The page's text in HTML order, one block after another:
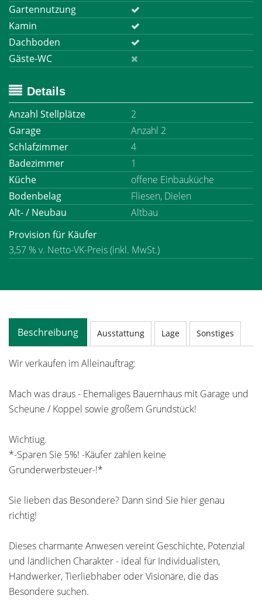
Gartennutzung
Kamin
Dachboden
Gäste-WC
Details
Anzahl Stellplätze
2
Garage
Anzahl 2
Schlafzimmer
4
Badezimmer
1
Küche
offene Einbauküche
Bodenbelag
Fliesen, Dielen
Alt- / Neubau
Altbau
Provision für Käufer
3,57 % v. Netto-VK-Preis (inkl. MwSt.)
Beschreibung Ausstattung Lage Sonstiges
Wir verkaufen im Alleinauftrag:
Mach was draus - Ehemaliges Bauernhaus mit Garage und
Scheune / Koppel sowie großem Grundstück!
Wichtiug.
*-Sparen Sie 5%! -Käufer zahlen keine
Grunderwerbsteuer-!*
Sie lieben das Besondere? Dann sind Sie hier genau
richtig!
Dieses charmante Anwesen vereint Geschichte, Potenzial
und ländlichen Charakter - ideal für Individualisten,
Handwerker, Tierliebhaber oder Visionäre, die das
Besondere suchen.